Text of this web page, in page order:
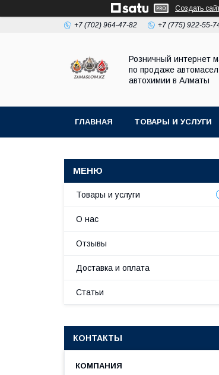
Создать
+7 (702) 964-47-82 +7 (775) 922-55-
Розничный интернет
по продаже
автохимии в Алматы
ГЛАВНАЯ ТОВАРЫ И УСЛУГИ
Товары и услуги
О нас
Отзывы
Доставка и оплата
Статьи
КОНТАКТЫ